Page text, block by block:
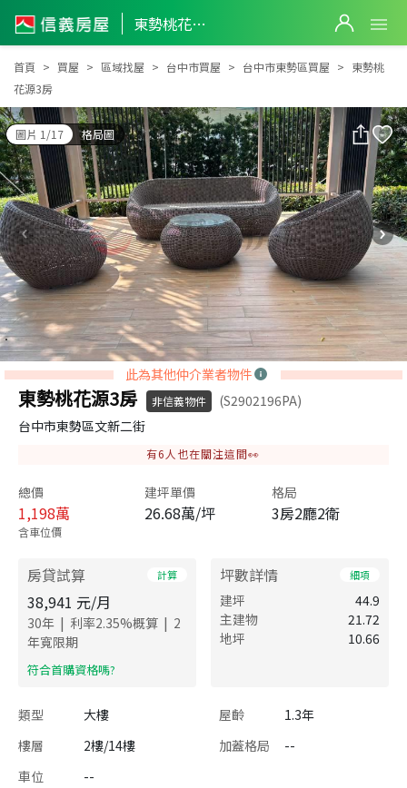
東勢桃花源3房
東勢桃花源3房
首頁 買屋 區域找屋 台中市買屋 台中市東勢區買屋
東勢桃
花源3房
圖片 1/17 格局圖
此為其他仲介業者物件
東勢桃花源3房 非信義物件
(S2902196PA)
台中市東勢區文新二街
有6 人也在關注這間👀
總價
1,198萬
含車位價
建坪單價
26.68萬/坪
格局
3房2廳2衛
房貸試算 計算
38,941 元/月
30年 | 利率2.35%概算 | 2
年寬限期
​符合首購資格嗎?
坪數詳情 細項
建坪
44.9
主建物
21.72
地坪
10.66
類型 大樓 屋齡
1.3年
樓層
2樓/14樓 加蓋格局
--
車位
--